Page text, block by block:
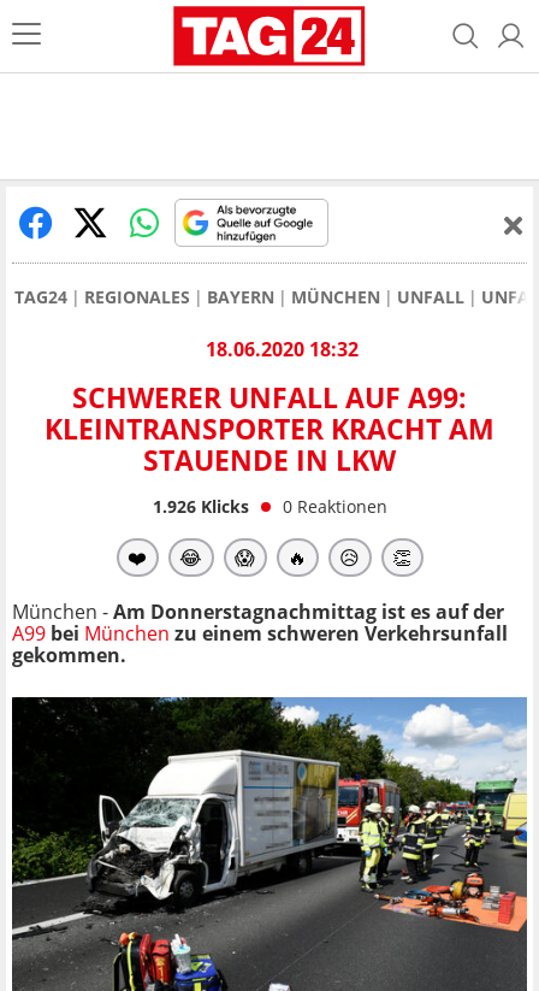
TAG24 REGIONALES BAYERN MÜNCHEN UNFALL
18.06.2020 18:32
SCHWERER UNFALL AUF A99:
KLEINTRANSPORTER KRACHT AM
STAUENDE IN LKW
1.926Klicks 0 Reaktionen
❤️ 😂 😱 🔥 😥 👏
München -Am Donnerstagnachmittag ist es auf der
A99 bei München zu einem schweren Verkehrsunfall
gekommen.